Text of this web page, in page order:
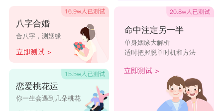
八字合婚
合八字，测姻缘
恋爱桃花运
你一生会遇到几朵桃花
命中注定另一半
单身姻缘大解析
适时把握脱单时机和方法